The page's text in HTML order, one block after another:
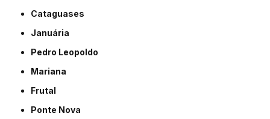
Cataguases
Januária
Pedro Leopoldo
Mariana
Frutal
Ponte Nova